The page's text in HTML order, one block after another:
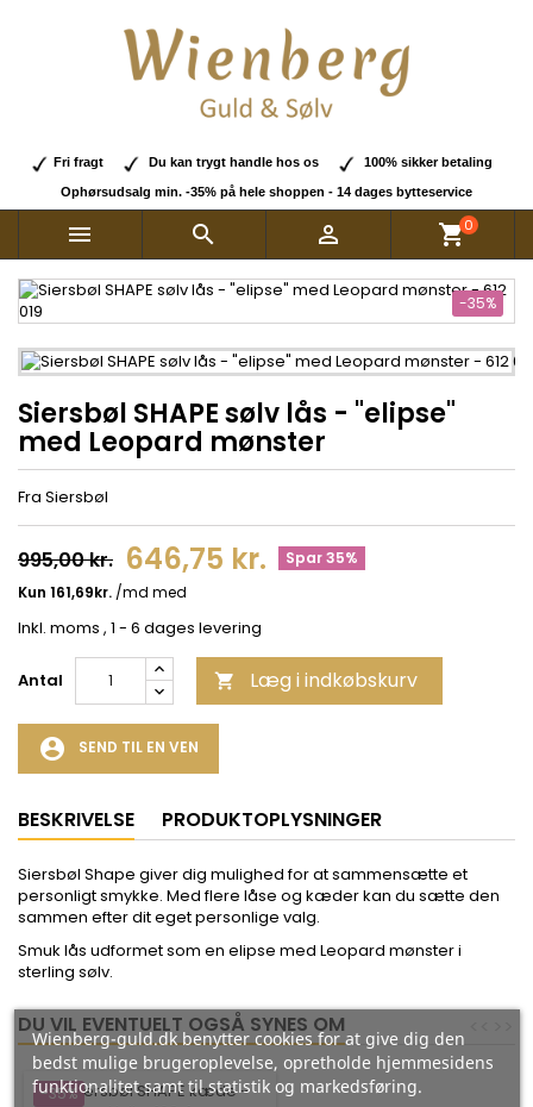
Fri fragt Du kan trygt handle hos os 100% sikker betaling
Ophørsudsalg min. -35% på hele shoppen - 14 dages bytteservice
   shopping_cart0
-35%
Siersbøl SHAPE sølv lås - "elipse"
med Leopard mønster
Fra Siersbøl
995,00 kr. 646,75 kr. Spar 35%
Inkl. moms , 1 - 6 dages levering
Antal  Læg i indkøbskurv
account_circle SEND TIL EN VEN
BESKRIVELSE PRODUKTOPLYSNINGER
Siersbøl Shape giver dig mulighed for at sammensætte et
personligt smykke. Med flere låse og kæder kan du sætte den
sammen efter dit eget personlige valg.
Smuk lås udformet som en elipse med Leopard mønster i
sterling sølv.
DU VIL EVENTUELT OGSÅ SYNES OM
-35%
Wienberg-guld.dk benytter cookies for at give dig den
bedst mulige brugeroplevelse, opretholde hjemmesidens
funktionalitet samt til statistik og markedsføring.